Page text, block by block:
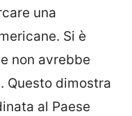
una
Si è
non avrebbe
Questo dimostra
al Paese